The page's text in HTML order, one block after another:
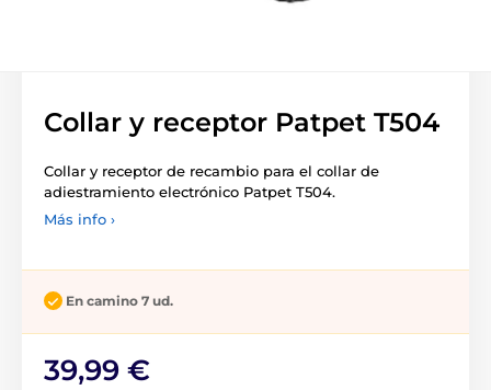
Collar y receptor Patpet T504
Collar y receptor de recambio para el collar de
adiestramiento electrónico Patpet T504.
Más info ›
En camino 7 ud.
39,99 €